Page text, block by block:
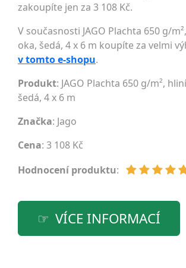
zakoupíte jen za 3 108 Kč.
V současnosti JAGO Plachta 650 g/
oka, šedá, 4 x 6 m koupíte za velmi
v tomto e-shopu.
Produkt: JAGO Plachta 650 g/m²,
šedá, 4 x 6 m
Značka: Jago
Cena: 3 108 Kč
Hodnocení produktu:
VÍCE INFORMACÍ